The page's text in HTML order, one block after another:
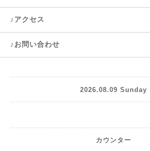
♪アクセス
♪お問い合わせ
2026.08.09 Sunday
カウンター